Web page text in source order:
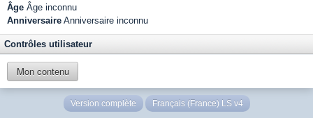
Âge Âge inconnu
Anniversaire Anniversaire inconnu
Contrôles utilisateur
Mon contenu
Version complète Français (France) LS v4